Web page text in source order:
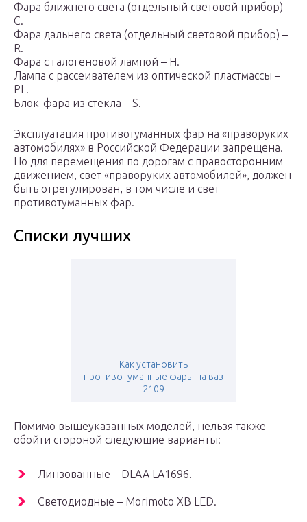
Фара ближнего света (отдельный световой прибор) –
С.
Фара дальнего света (отдельный световой прибор) –
R.
Фара с галогеновой лампой – Н.
Лампа с рассеивателем из оптической пластмассы –
РL.
Блок-фара из стекла – S.
Эксплуатация противотуманных фар на «праворуких
автомобилях» в Российской Федерации запрещена.
Но для перемещения по дорогам с правосторонним
движением, свет «праворуких автомобилей», должен
быть отрегулирован, в том числе и свет
противотуманных фар.
Списки лучших
Как установить
противотуманные фары на ваз
2109
Помимо вышеуказанных моделей, нельзя также
обойти стороной следующие варианты:
Линзованные – DLAA LA1696.
Светодиодные – Morimoto XB LED.